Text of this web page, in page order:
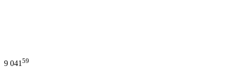
9 04159